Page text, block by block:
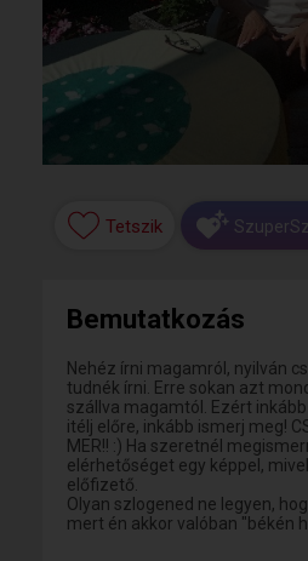
Tetszik
Bemutatkozás
Nehéz írni magamról, nyilván
tudnék írni. Erre sokan azt
szállva magamtól. Ezért
itélj előre, inkább ismerj meg!
MER!! :) Ha szeretnél
elérhetőséget egy képpel,
előfizető.
Olyan szlogened ne legyen,
mert én akkor valóban "békén